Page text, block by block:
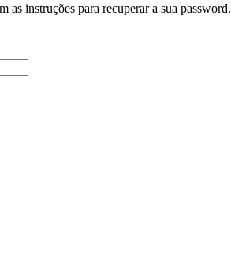
as instruções para recuperar a sua password.